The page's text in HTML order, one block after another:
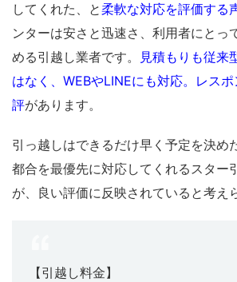
してくれた、と柔軟な対応を評価する
ンターは安さと迅速さ、利用者にとっ
める引越し業者です。
見積もりも従来
はなく、WEBやLINEにも対応。レス
評があります。
引っ越しはできるだけ早く予定を決め
都合を最優先に対応してくれるスター
が、良い評価に反映されていると考え
【引越し料金】